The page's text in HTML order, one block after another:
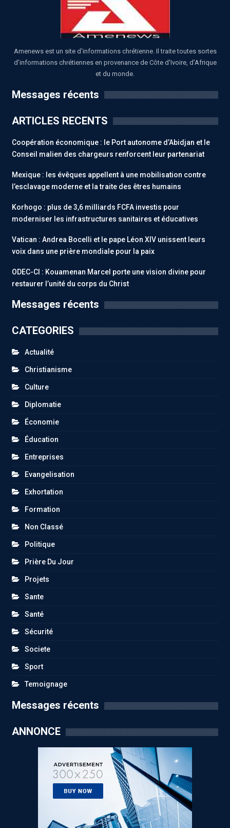
Amenews est un site d'informations chrétienne. Il traite toutes sortes
d'informations chrétiennes en provenance de Côte d'Ivoire, d'Afrique
et du monde.
Messages récents
ARTICLES RECENTS
Coopération économique : le Port autonome d’Abidjan et le
Conseil malien des chargeurs renforcent leur partenariat
Mexique : les évêques appellent à une mobilisation contre
l’esclavage moderne et la traite des êtres humains
Korhogo : plus de 3,6 milliards FCFA investis pour
moderniser les infrastructures sanitaires et éducatives
Vatican : Andrea Bocelli et le pape Léon XIV unissent leurs
voix dans une prière mondiale pour la paix
ODEC-CI : Kouamenan Marcel porte une vision divine pour
restaurer l’unité du corps du Christ
Messages récents
CATEGORIES
Actualité
Christianisme
Culture
Diplomatie
Économie
Éducation
Entreprises
Evangelisation
Exhortation
Formation
Non Classé
Politique
Prière Du Jour
Projets
Sante
Santé
Sécurité
Societe
Sport
Temoignage
Messages récents
ANNONCE